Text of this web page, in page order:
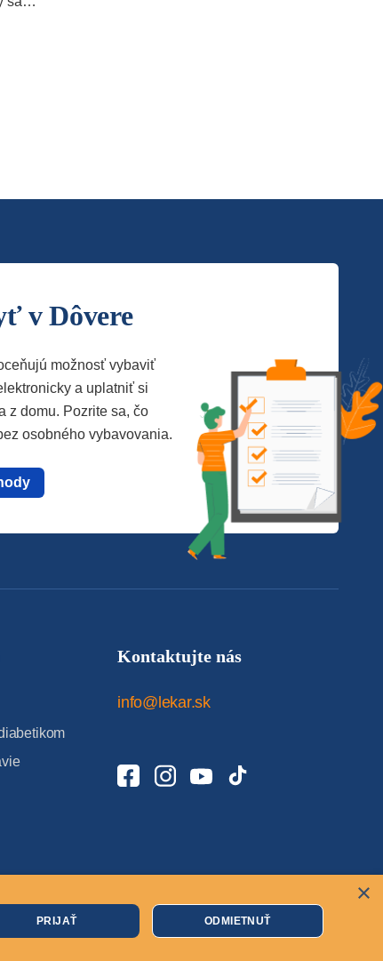
v Dôvere
možnosť vybaviť
a uplatniť si
z domu. Pozrite sa, čo
osobného vybavovania.
Kontaktujte nás
info@lekar.sk
Cookies
×
PRIJAŤ ODMIETNUŤ